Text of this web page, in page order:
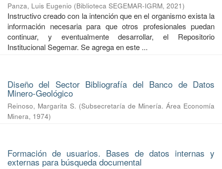
Panza, Luis Eugenio (Biblioteca SEGEMAR-IGRM, 2021)
Instructivo creado con la intención que en el organismo exista la
información necesaria para que otros profesionales puedan
continuar, y eventualmente desarrollar, el Repositorio
Institucional Segemar. Se agrega en este ...
Diseño del Sector Bibliografía del Banco de Datos
Minero-Geológico
Reinoso, Margarita S. (Subsecretaría de Minería. Área Economía
Minera, 1974)
Formación de usuarios. Bases de datos internas y
externas para búsqueda documental